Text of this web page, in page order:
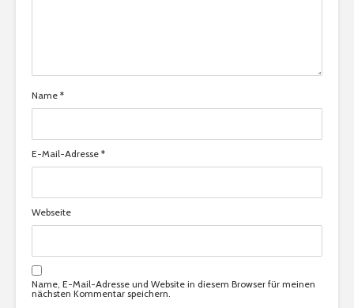
Name *
E-Mail-Adresse *
Webseite
Name, E-Mail-Adresse und Website in diesem Browser für meinen
nächsten Kommentar speichern.